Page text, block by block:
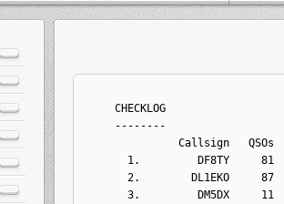
CHECKLOG
--------
Callsign   QSOs  Points
1.         DF8TY     81
2.        DL1EKO     87
3.         DM5DX     11